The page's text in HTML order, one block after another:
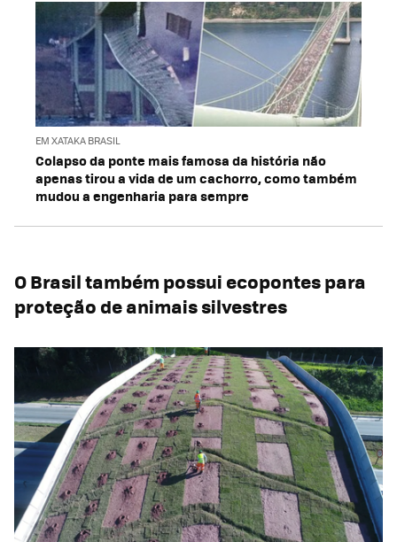
EM XATAKA BRASIL
Colapso da ponte mais famosa da história não
apenas tirou a vida de um cachorro, como também
mudou a engenharia para sempre
O Brasil também possui ecopontes para
proteção de animais silvestres